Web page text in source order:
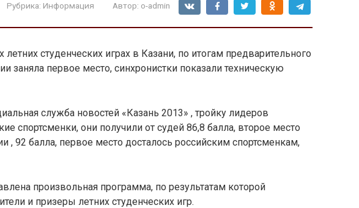
Рубрика: Информация Автор: o-admin
студенческих играх в Казани, по итогам предварительного
заняла первое место, синхронистки показали техническую
служба новостей «Казань 2013» , тройку лидеров
спортсменки, они получили от судей 86,8 балла, второе место
, 92 балла, первое место досталось российским спортсменкам,
произвольная программа, по результатам которой
и призеры летних студенческих игр.